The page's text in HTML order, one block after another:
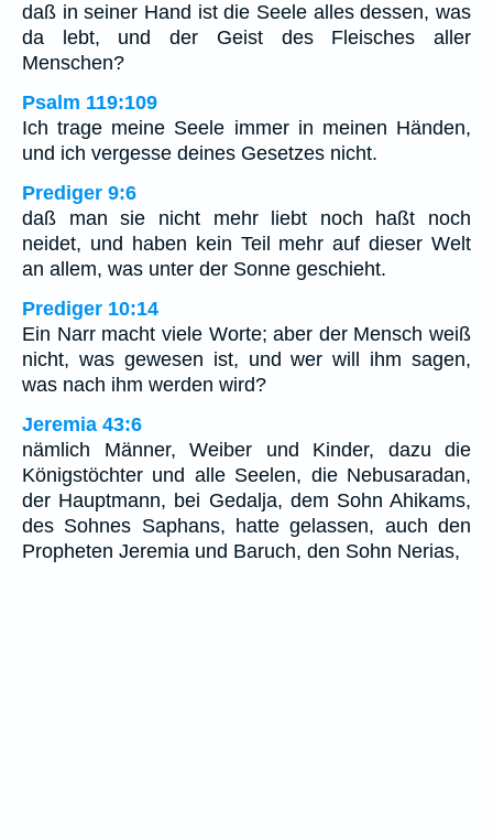
daß in seiner Hand ist die Seele alles dessen, was
da lebt, und der Geist des Fleisches aller
Menschen?
Psalm 119:109
Ich trage meine Seele immer in meinen Händen,
und ich vergesse deines Gesetzes nicht.
Prediger 9:6
daß man sie nicht mehr liebt noch haßt noch
neidet, und haben kein Teil mehr auf dieser Welt
an allem, was unter der Sonne geschieht.
Prediger 10:14
Ein Narr macht viele Worte; aber der Mensch weiß
nicht, was gewesen ist, und wer will ihm sagen,
was nach ihm werden wird?
Jeremia 43:6
nämlich Männer, Weiber und Kinder, dazu die
Königstöchter und alle Seelen, die Nebusaradan,
der Hauptmann, bei Gedalja, dem Sohn Ahikams,
des Sohnes Saphans, hatte gelassen, auch den
Propheten Jeremia und Baruch, den Sohn Nerias,